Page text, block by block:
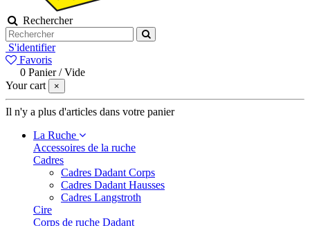
Rechercher
S'identifier
Favoris
0 Panier /Vide
Your cart
×
Il n'y a plus d'articles dans votre panier
La Ruche
Accessoires de la ruche
Cadres
Cadres Dadant Corps
Cadres Dadant Hausses
Cadres Langstroth
Cire
Corps de ruche Dadant